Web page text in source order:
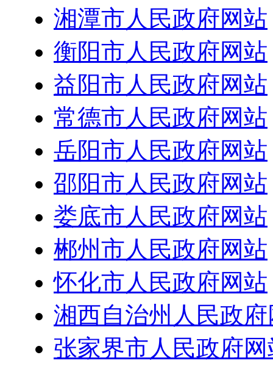
湘潭市人民政府网站
衡阳市人民政府网站
益阳市人民政府网站
常德市人民政府网站
岳阳市人民政府网站
邵阳市人民政府网站
娄底市人民政府网站
郴州市人民政府网站
怀化市人民政府网站
湘西自治州人民政
张家界市人民政府网